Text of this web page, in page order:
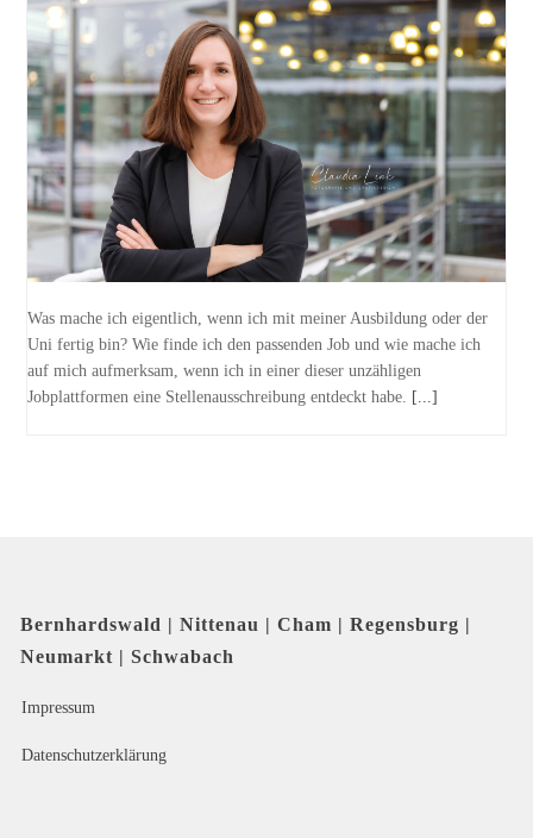
Was mache ich eigentlich, wenn ich mit meiner Ausbildung oder der
Uni fertig bin? Wie finde ich den passenden Job und wie mache ich
auf mich aufmerksam, wenn ich in einer dieser unzähligen
Jobplattformen eine Stellenausschreibung entdeckt habe.
[...]
Bernhardswald | Nittenau | Cham | Regensburg |
Neumarkt | Schwabach
Impressum
Datenschutzerklärung